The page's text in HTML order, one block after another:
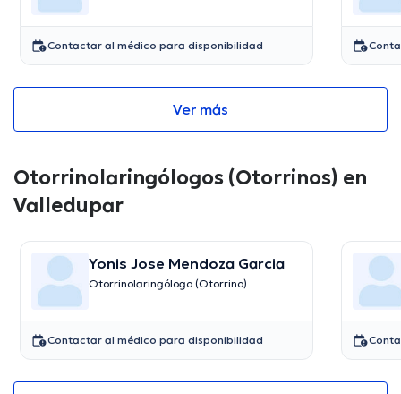
Contactar al médico para disponibilidad
Ver más
Otorrinolaringólogos (Otorrinos) en
Valledupar
Yonis Jose Mendoza Garcia
Otorrinolaringólogo (Otorrino)
Contactar al médico para disponibilidad